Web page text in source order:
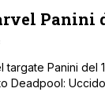
Panini
targate Panini del
Deadpool: